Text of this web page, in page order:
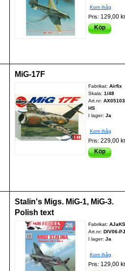
Kom ihåg
Pris: 129,00 kr
Köp
MiG-17F
Fabrikat: Airfix
Skala: 1/48
Art.nr:
HS
I lager: Ja
Kom ihåg
Pris: 229,00 kr
Köp
Stalin's Migs. MiG-1, MiG-3.
Polish text
Fabrikat: AJaKS
Art.nr: DIV06-PJ
I lager: Ja
Kom ihåg
Pris: 129,00 kr